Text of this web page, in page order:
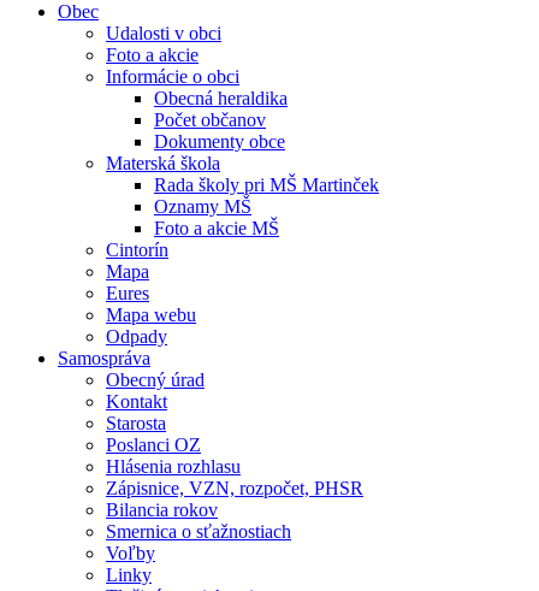
Obec
Udalosti v obci
Foto a akcie
Informácie o obci
Obecná heraldika
Počet občanov
Dokumenty obce
Materská škola
Rada školy pri MŠ Martinček
Oznamy MŠ
Foto a akcie MŠ
Cintorín
Mapa
Eures
Mapa webu
Odpady
Samospráva
Obecný úrad
Kontakt
Starosta
Poslanci OZ
Hlásenia rozhlasu
Zápisnice, VZN, rozpočet, PHSR
Bilancia rokov
Smernica o sťažnostiach
Voľby
Linky